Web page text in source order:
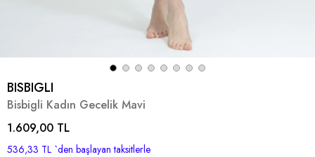
BISBIGLI
Bisbigli Kadın Gecelik Mavi
1.609,00 TL
536,33 TL `den başlayan taksitlerle